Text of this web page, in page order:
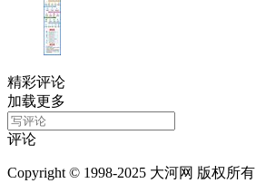
精彩评论
加载更多
评论
Copyright © 1998-2025 大河网 版权所有